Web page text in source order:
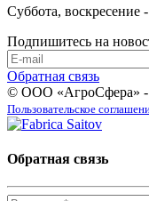
Суббота, воскресение
Подпишитесь на
Обратная связь
© ООО «АгроСфера» -
Пользовательское
Обратная связь